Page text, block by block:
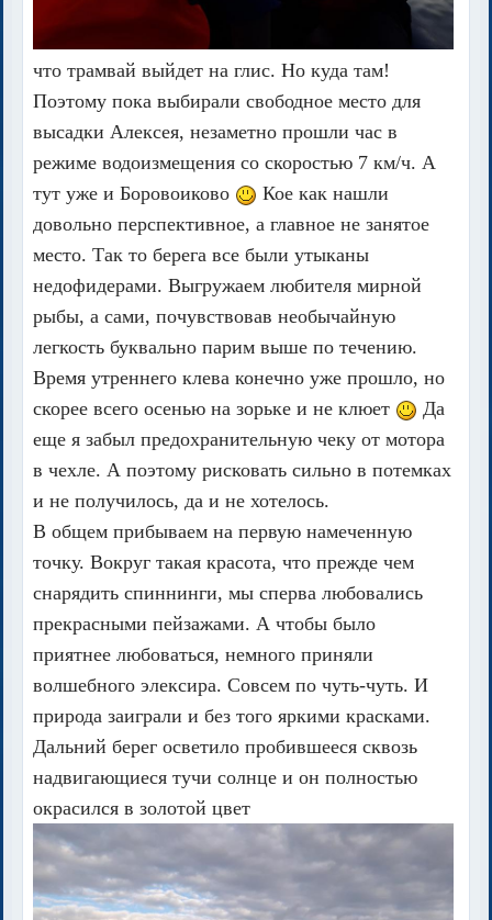
что трамвай выйдет на глис. Но куда там!
Поэтому пока выбирали свободное место для
высадки Алексея, незаметно прошли час в
режиме водоизмещения со скоростью 7 км/ч. А
тут уже и Боровоиково
Кое как нашли
довольно перспективное, а главное не занятое
место. Так то берега все были утыканы
недофидерами. Выгружаем любителя мирной
рыбы, а сами, почувствовав необычайную
легкость буквально парим выше по течению.
Время утреннего клева конечно уже прошло, но
скорее всего осенью на зорьке и не клюет
Да
еще я забыл предохранительную чеку от мотора
в чехле. А поэтому рисковать сильно в потемках
и не получилось, да и не хотелось.
В общем прибываем на первую намеченную
точку. Вокруг такая красота, что прежде чем
снарядить спиннинги, мы сперва любовались
прекрасными пейзажами. А чтобы было
приятнее любоваться, немного приняли
волшебного элексира. Совсем по чуть-чуть. И
природа заиграли и без того яркими красками.
Дальний берег осветило пробившееся сквозь
надвигающиеся тучи солнце и он полностью
окрасился в золотой цвет